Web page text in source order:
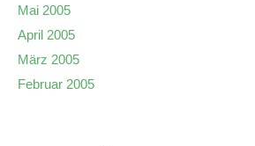
Mai 2005
April 2005
März 2005
Februar 2005